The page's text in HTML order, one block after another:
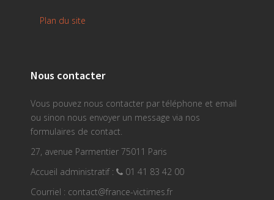
Plan du site
Nous contacter
Vous pouvez nous contacter par téléphone et email
ou sinon nous envoyer un message via nos
formulaires de contact.
27, avenue Parmentier 75011 Paris
Accueil administratif :
01 41 83 42 00
Courriel : contact@france-victimes.fr